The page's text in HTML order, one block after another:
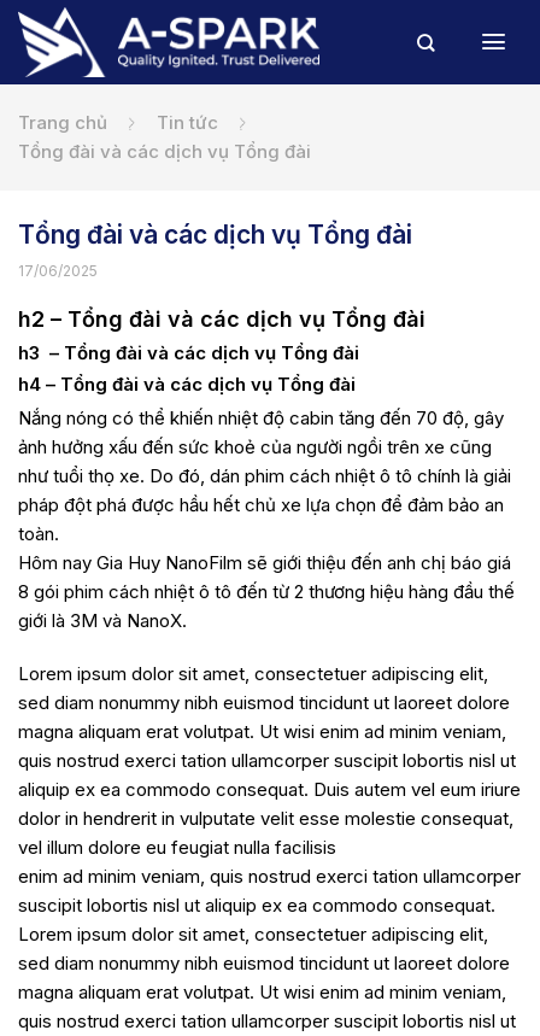
Bỏ
qua
Trang chủ
Tin tức
Tổng đài và các dịch vụ Tổng đài
Tổng đài và các dịch vụ Tổng đài
17/06/2025
h2 – Tổng đài và các dịch vụ Tổng đài
h3 – Tổng đài và các dịch vụ Tổng đài
h4 – Tổng đài và các dịch vụ Tổng đài
Nắng nóng có thể khiến nhiệt độ cabin tăng đến 70 độ, gây
ảnh hưởng xấu đến sức khoẻ của người ngồi trên xe cũng
như tuổi thọ xe. Do đó, dán phim cách nhiệt ô tô chính là giải
pháp đột phá được hầu hết chủ xe lựa chọn để đảm bảo an
toàn.
Hôm nay Gia Huy NanoFilm sẽ giới thiệu đến anh chị báo giá
8 gói phim cách nhiệt ô tô đến từ 2 thương hiệu hàng đầu thế
giới là 3M và NanoX.
Lorem ipsum dolor sit amet, consectetuer adipiscing elit,
sed diam nonummy nibh euismod tincidunt ut laoreet dolore
magna aliquam erat volutpat. Ut wisi enim ad minim veniam,
quis nostrud exerci tation ullamcorper suscipit lobortis nisl ut
aliquip ex ea commodo consequat. Duis autem vel eum iriure
dolor in hendrerit in vulputate velit esse molestie consequat,
vel illum dolore eu feugiat nulla facilisis
enim ad minim veniam, quis nostrud exerci tation ullamcorper
suscipit lobortis nisl ut aliquip ex ea commodo consequat.
Lorem ipsum dolor sit amet, consectetuer adipiscing elit,
sed diam nonummy nibh euismod tincidunt ut laoreet dolore
magna aliquam erat volutpat. Ut wisi enim ad minim veniam,
quis nostrud exerci tation ullamcorper suscipit lobortis nisl ut